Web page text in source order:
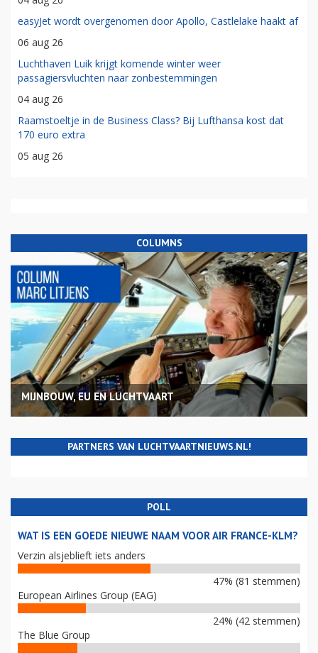
easyJet wordt overgenomen door Apollo, Castlelake haakt af
06 aug 26
Luchthaven Luik krijgt komende winter weer
passagiersvluchten naar zonbestemmingen
04 aug 26
Raamstoeltje in de Business Class? Bij Lufthansa kost dat
170 euro extra
05 aug 26
COLUMNS
MIJNBOUW, EU EN LUCHTVAART
PARTNERS VAN LUCHTVAARTNIEUWS.NL!
POLL
WAT IS EEN GOEDE NIEUWE NAAM VOOR AIR FRANCE-KLM?
Verzin alsjeblieft iets anders
47% (81 stemmen)
European Airlines Group (EAG)
24% (42 stemmen)
The Blue Group